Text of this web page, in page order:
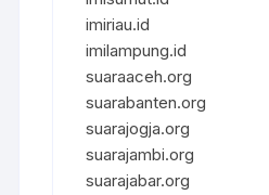
imiriau.id
imilampung.id
suaraaceh.org
suarabanten.org
suarajogja.org
suarajambi.org
suarajabar.org